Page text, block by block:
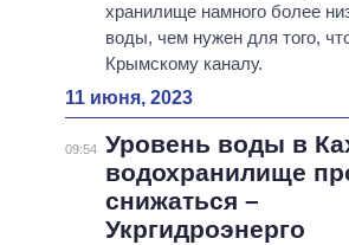
хранилище намного более
воды, чем нужен для того,
Крымскому каналу.
11 июня, 2023
09:54 Уровень воды в
водохранилище
снижаться –
Укргидроэнерго